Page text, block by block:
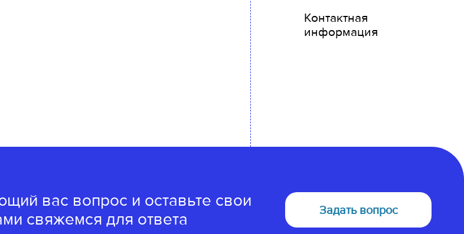
Контактная
информация
вас вопрос и оставьте свои
свяжемся для ответа
Задать вопрос